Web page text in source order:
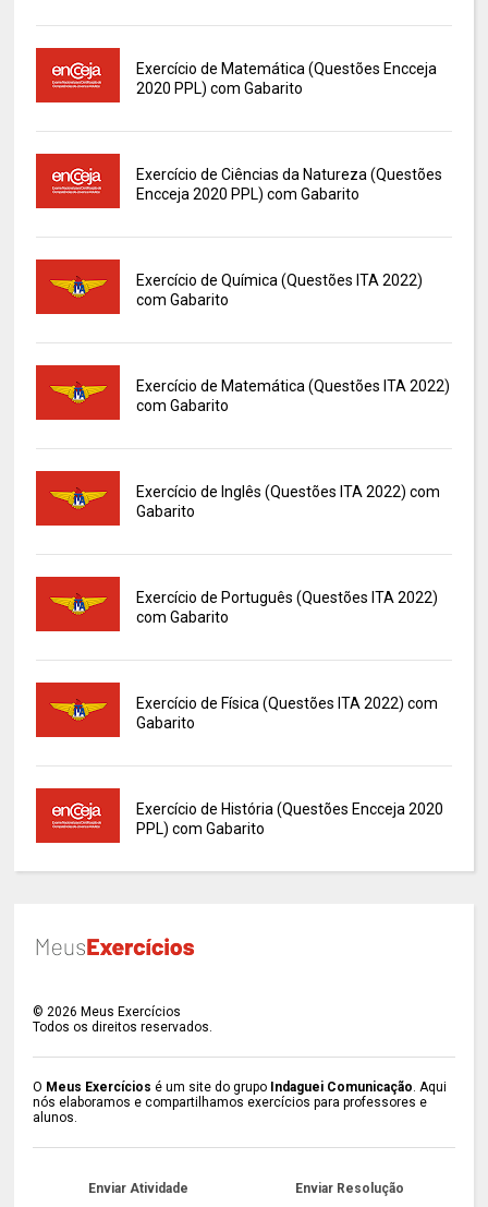
Exercício de Matemática (Questões Encceja
2020 PPL) com Gabarito
Exercício de Ciências da Natureza (Questões
Encceja 2020 PPL) com Gabarito
Exercício de Química (Questões ITA 2022)
com Gabarito
Exercício de Matemática (Questões ITA 2022)
com Gabarito
Exercício de Inglês (Questões ITA 2022) com
Gabarito
Exercício de Português (Questões ITA 2022)
com Gabarito
Exercício de Física (Questões ITA 2022) com
Gabarito
Exercício de História (Questões Encceja 2020
PPL) com Gabarito
©2026 Meus Exercícios
Todos os direitos reservados.
O Meus Exercícios é um site do grupo Indaguei Comunicação. Aqui
nós elaboramos e compartilhamos exercícios para professores e
alunos.
Enviar Atividade Enviar Resolução